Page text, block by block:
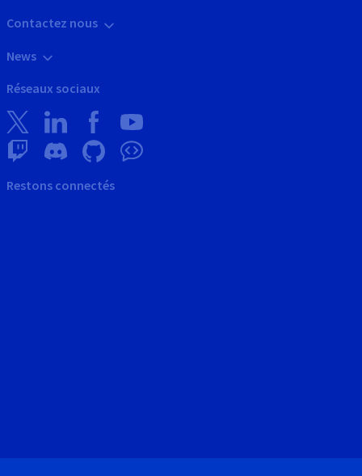
Contactez nous
News
Réseaux sociaux
Restons connectés